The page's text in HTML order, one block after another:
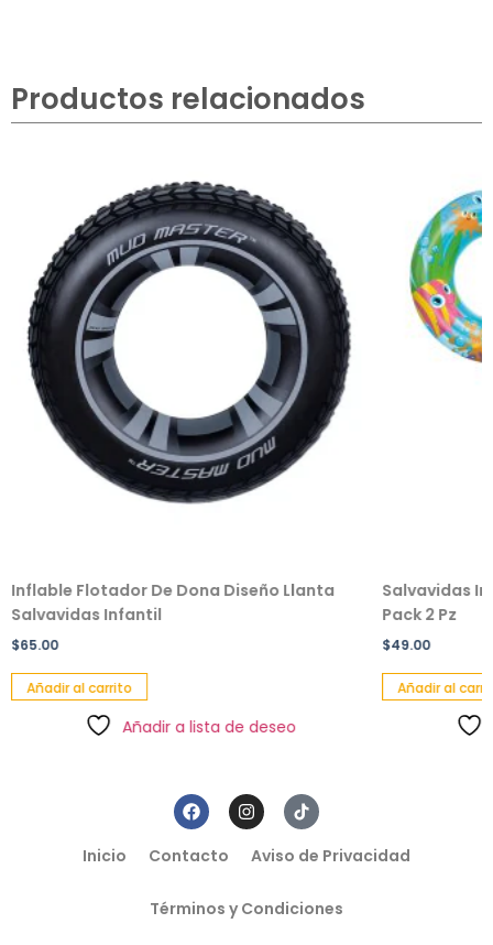
Productos relacionados
Inflable Flotador De Dona Diseño Llanta
Salvavidas Infantil
$65.00
Añadir al carrito
Añadir a lista de deseo
Salvavidas
Pack 2 Pz
$49.00
Añadir al
Inicio Contacto Aviso de Privacidad
Términos y Condiciones